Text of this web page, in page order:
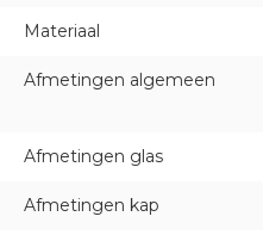
Materiaal
Afmetingen algemeen
Afmetingen glas
Afmetingen kap